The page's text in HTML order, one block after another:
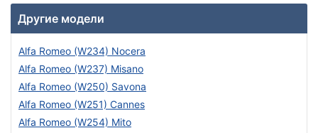
Другие модели
Alfa Romeo (W234) Nocera
Alfa Romeo (W237) Misano
Alfa Romeo (W250) Savona
Alfa Romeo (W251) Cannes
Alfa Romeo (W254) Mito